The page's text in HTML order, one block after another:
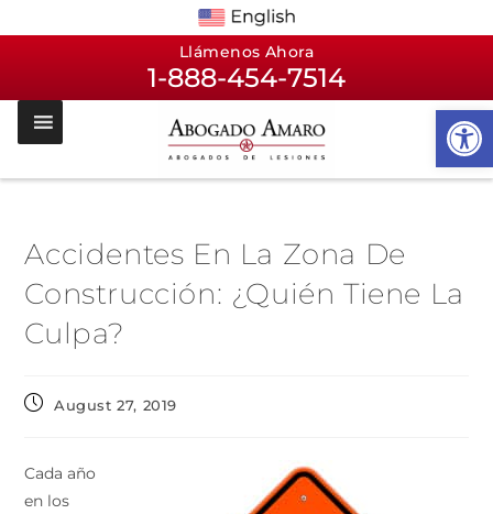
Llámenos Ahora
1-888-454-7514
Accidentes En La Zona De
Construcción: ¿Quién Tiene La
Culpa?
August 27, 2019
Cada año
en los